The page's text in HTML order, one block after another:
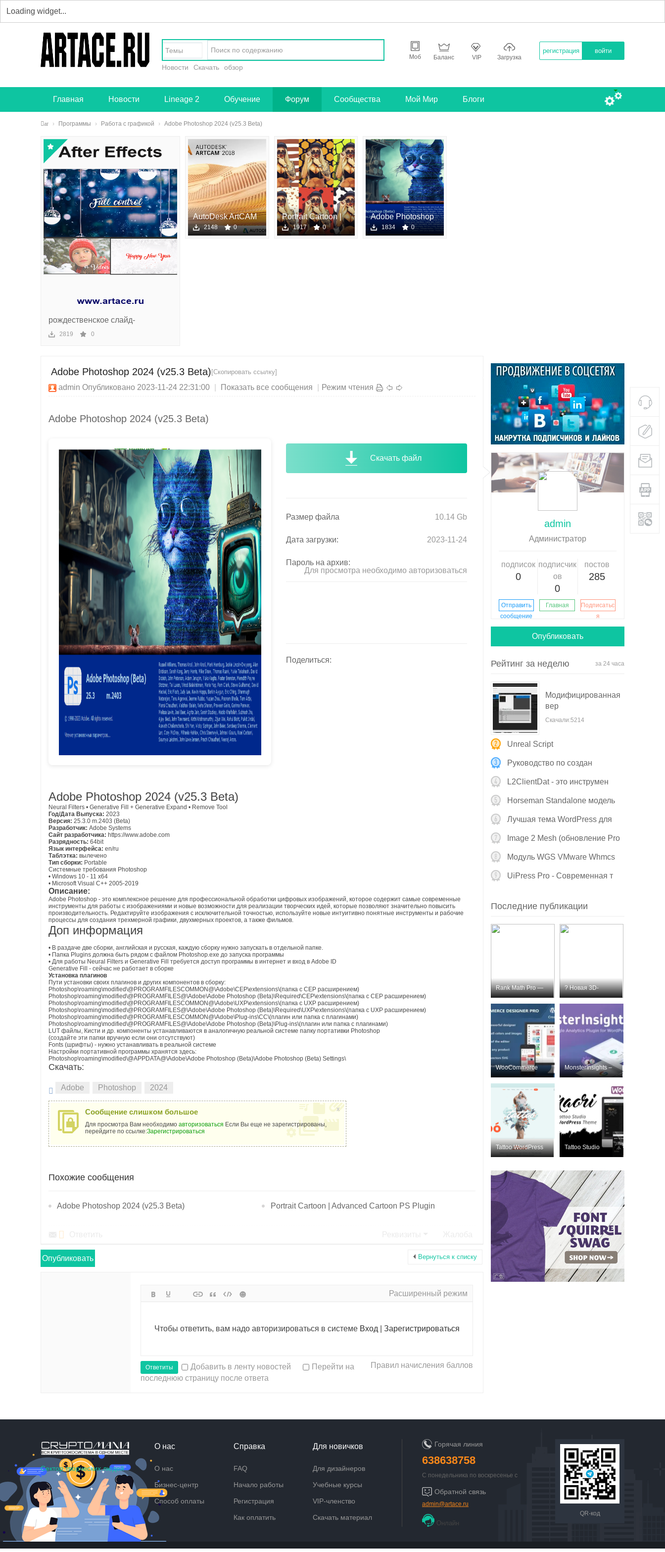
Темы
Новости Скачать обзор
Моб Баланс VIP Загрузка
регистрация войти
Главная Новости Lineage 2 Обучение Форум Сообщества Мой Мир Блоги
ar
tac
тв
ор
чес
ки
й
сек
то
› Программы › Работа с графикой › Adobe Photoshop 2024 (v25.3 Beta)
рождественское слайд-
2819 0
AutoDesk ArtCAM
2018 Premium
SP1.0 x64 w
2148 0
Portrait Cartoon |
Advanced Cartoon
PS P
1917 0
Adobe Photoshop
2024 (v25.3 Beta)
1834 0
Adobe Photoshop 2024 (v25.3 Beta) [Скопировать ссылку]
admin Опубликовано 2023-11-24 22:31:00 Показать все сообщения Режим чтения
Adobe Photoshop 2024 (v25.3 Beta)
Скачать файл
Размер файла 10.14 Gb
Дата загрузки: 2023-11-24
Пароль на архив:
Для просмотра необходимо авторизоваться
Поделиться:
Adobe Photoshop 2024 (v25.3 Beta)
Neural Filters • Generative Fill + Generative Expand • Remove Tool
Год/Дата Выпуска: 2023
Версия: 25.3.0 m.2403 (Beta)
Разработчик: Adobe Systems
Сайт разработчика: https://www.adobe.com
Разрядность: 64bit
Язык интерфейса: en/ru
Таблэтка: вылечено
Тип сборки: Portable
Системные требования Photoshop
• Windows 10 - 11 x64
• Microsoft Visual C++ 2005-2019
Описание:
Adobe Photoshop - это комплексное решение для профессиональной обработки цифровых изображений, которое содержит самые современные
инструменты для работы с изображениями и новые возможности для реализации творческих идей, которые позволяют значительно повысить
производительность. Редактируйте изображения с исключительной точностью, используйте новые интуитивно понятные инструменты и рабочие
процессы для создания трехмерной графики, двухмерных проектов, а также фильмов.
Доп информация
• В раздаче две сборки, английская и русская, каждую сборку нужно запускать в отдельной папке.
• Папка Plugins должна быть рядом с файлом Photoshop.exe до запуска программы
• Для работы Neural Filters и Generative Fill требуется доступ программы в интернет и вход в Adobe ID
Generative Fill - сейчас не работает в сборке
Установка плагинов
Пути установки своих плагинов и других компонентов в сборку:
Photoshop\roaming\modified\@PROGRAMFILESCOMMON@\Adobe\CEP\extensions\(папка с CEP расширением)
Photoshop\roaming\modified\@PROGRAMFILES@\Adobe\Adobe Photoshop (Beta)\Required\CEP\extensions\(папка с CEP расширением)
Photoshop\roaming\modified\@PROGRAMFILESCOMMON@\Adobe\UXP\extensions\(папка с UXP расширением)
Photoshop\roaming\modified\@PROGRAMFILES@\Adobe\Adobe Photoshop (Beta)\Required\UXP\extensions\(папка с UXP расширением)
Photoshop\roaming\modified\@PROGRAMFILESCOMMON@\Adobe\Plug-ins\CC\(плагин или папка с плагинами)
Photoshop\roaming\modified\@PROGRAMFILES@\Adobe\Adobe Photoshop (Beta)\Plug-ins\(плагин или папка с плагинами)
LUT файлы, Кисти и др. компоненты устанавливаются в аналогичную реальной системе папку портативки Photoshop
(cоздайте эти папки вручную если они отсутствуют)
Fonts (шрифты) - нужно устанавливать в реальной системе
Настройки портативной программы хранятся здесь:
Photoshop\roaming\modified\@APPDATA@\Adobe\Adobe Photoshop (Beta)\Adobe Photoshop (Beta) Settings\
Скачать:
Adobe Photoshop 2024
Сообщение слишком большое
Для просмотра Вам необходимо авторизоваться Если Вы еще не зарегистрированы,
перейдите по ссылке:Зарегистрироваться
x
Похожие сообщения
Adobe Photoshop 2024 (v25.3 Beta) Portrait Cartoon | Advanced Cartoon PS Plugin
Вернуться к списку
Опубликовать
Расширенный режим
Чтобы ответить, вам надо авторизироваться в системе Вход Зарегистрироваться
Правил начисления баллов
Ответиты Добавить в ленту новостей
Перейти на
последнюю страницу после ответа
admin
Aдминистратор
подписок
0
подписчик
ов
0
постов
285
Отправить
сообщение
Главная
Подписатьс
я
Опубликовать
Рейтинг за неделю за 24 часа
Модифицированная
вер
Скачали:5214
Unreal Script
Руководство по создан
L2ClientDat - это инструмен
Horseman Standalone модель
Stl д
Лучшая тема WordPress для
Image 2 Mesh (обновление Pro
v
Модуль WGS VMware Whmcs
V4.0.2 о
UiPress Pro - Современная т
Последние публикации
Rank Math Pro —
премиум SEO-пл
? Новая 3D-
модель для пе
WooCommerce
Designer Pro
Nulled
MonsterInsights –
Лучший плаг
Tattoo WordPress
Nulled
Tattoo Studio
Nulled
2260020
Сектор творческих людей
О нас
О нас
Бизнес-центр
Способ оплаты
Справка
FAQ
Начало работы
Регистрация
Как оплатить
Для новичков
Для дизайнеров
Учебные курсы
VIP-членство
Скачать материал
Горячая линия
638638758
С понедельника по воскресенье с
Обратной связь
admin@artace.ru
Онлайн
QR-код